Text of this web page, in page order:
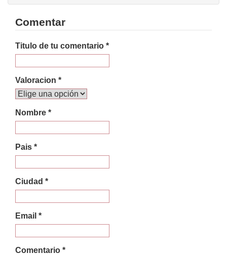
Comentar
Titulo de tu comentario *
Valoracion *
Nombre *
Pais *
Ciudad *
Email *
Comentario *